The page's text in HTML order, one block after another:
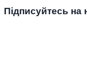
Підписуйтесь на